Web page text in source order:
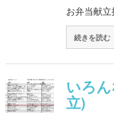
お弁当献立
続きを読む
いろ
立)